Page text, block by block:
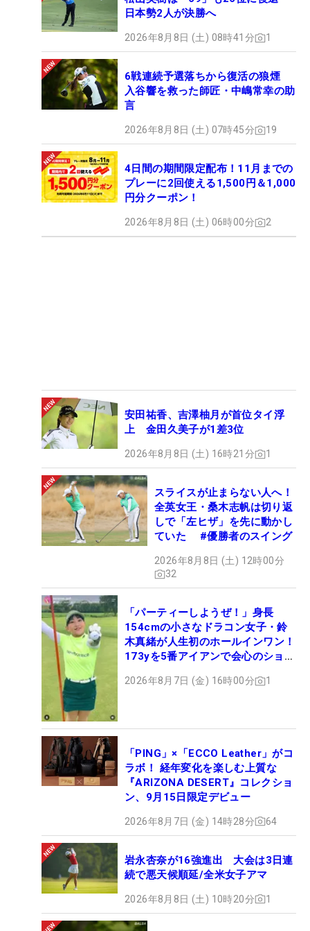
日本勢2人が決勝へ
2026年8月8日 (土) 08時41分 1
6戦連続予選落ちから復活の狼煙
入谷響を救った師匠・中嶋常幸の助
言
2026年8月8日 (土) 07時45分 19
4日間の期間限定配布！11月までの
プレーに2回使える1,500円＆1,000
円分クーポン！
2026年8月8日 (土) 06時00分 2
安田祐香、吉澤柚月が首位タイ浮
上 金田久美子が1差3位
2026年8月8日 (土) 16時21分 1
スライスが止まらない人へ！
全英女王・桑木志帆は切り返
しで「左ヒザ」を先に動かし
ていた #優勝者のスイング
2026年8月8日 (土) 12時00分
32
「パーティーしようぜ！」身長
154cmの小さなドラコン女子・鈴
木真緒が人生初のホールインワン！
173yを5番アイアンで会心のショッ
2026年8月7日 (金) 16時00分 1
「PING」×「ECCO Leather」がコ
ラボ！ 経年変化を楽しむ上質な
『ARIZONA DESERT』コレクショ
ン、9月15日限定デビュー
2026年8月7日 (金) 14時28分 64
岩永杏奈が16強進出 大会は3日連
続で悪天候順延/全米女子アマ
2026年8月8日 (土) 10時20分 1